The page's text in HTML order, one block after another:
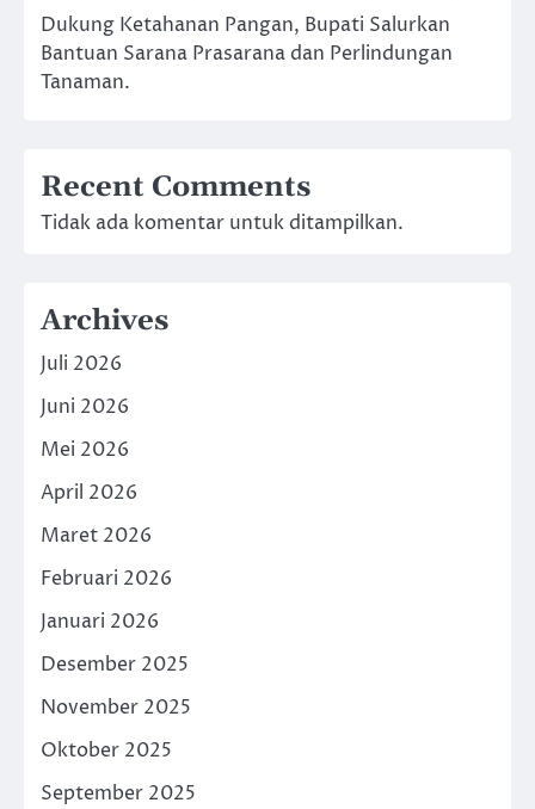
Dukung Ketahanan Pangan, Bupati Salurkan
Bantuan Sarana Prasarana dan Perlindungan
Tanaman.
Recent Comments
Tidak ada komentar untuk ditampilkan.
Archives
Juli 2026
Juni 2026
Mei 2026
April 2026
Maret 2026
Februari 2026
Januari 2026
Desember 2025
November 2025
Oktober 2025
September 2025